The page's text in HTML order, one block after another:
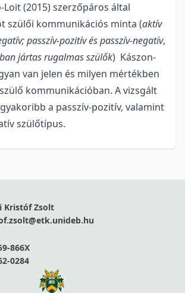
Loit (2015) szerzőpáros által
szülői kommunikációs minta (aktív
passzív-pozitív és passzív-negatív,
jártas rugalmas szülők) Kászon-
van jelen és milyen mértékben
kommunikációban. A vizsgált
a passzív-pozitív, valamint
szülőtípus.
Kristóf Zsolt
866X
0284